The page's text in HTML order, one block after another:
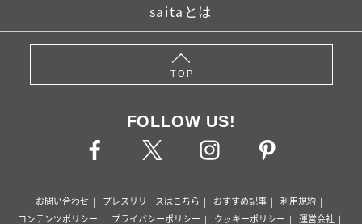
saitaとは
TOP
FOLLOW US!
お問い合わせ プレスリリースはこちら おすすめ記事
利用規約
コンテンツポリシー
プライバシーポリシー クッキーポリシー 運営会社